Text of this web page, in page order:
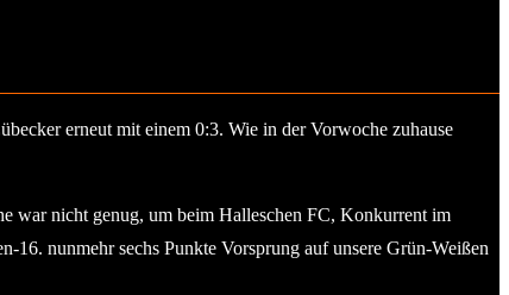
erneut mit einem 0:3. Wie in der Vorwoche zuhause
war nicht genug, um beim Halleschen FC, Konkurrent im
16. nunmehr sechs Punkte Vorsprung auf unsere Grün-Weißen